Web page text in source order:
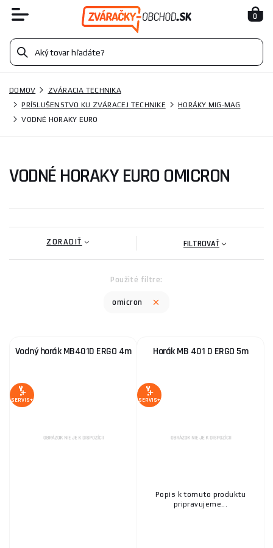
0
DOMOV
ZVÁRACIA TECHNIKA
PRÍSLUŠENSTVO KU ZVÁRACEJ TECHNIKE
HORÁKY MIG-MAG
VODNÉ HORAKY EURO
VODNÉ HORAKY EURO OMICRON
ZORADIŤ FILTROVAŤ
Použité filtre:
omicron
Vodný horák MB401D ERGO 4m
SERVIS+
Horák MB 401 D ERGO 5m
SERVIS+
Popis k tomuto produktu
pripravujeme...